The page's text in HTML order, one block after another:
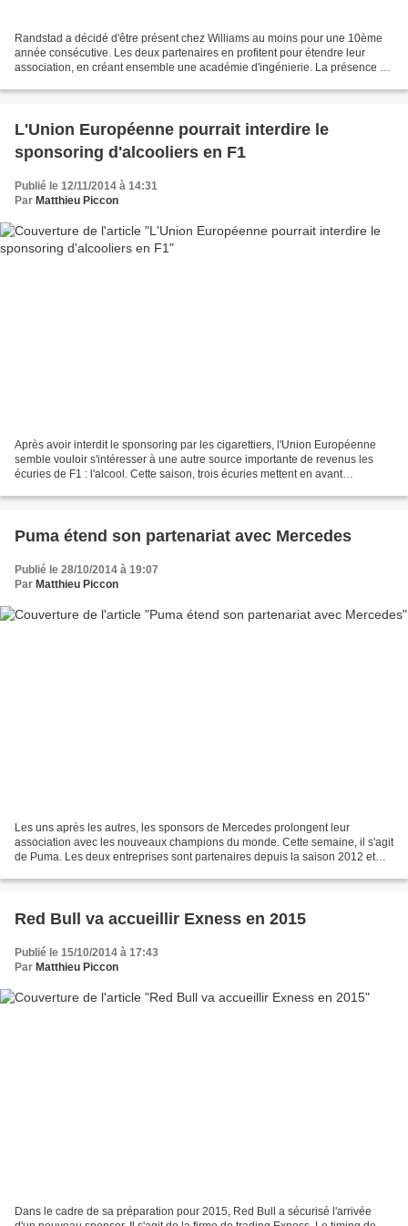
Randstad a décidé d'être présent chez Williams au moins pour une 10ème
année consécutive. Les deux partenaires en profitent pour étendre leur
association, en créant ensemble une académie d'ingénierie. La présence de
L'Union Européenne pourrait interdire le
sponsoring d'alcooliers en F1
Publié le 12/11/2014 à 14:31
Par Matthieu Piccon
Après avoir interdit le sponsoring par les cigarettiers, l'Union Européenne
semble vouloir s'intéresser à une autre source importante de revenus les
écuries de F1 : l'alcool. Cette saison, trois écuries mettent en avant
Puma étend son partenariat avec Mercedes
Publié le 28/10/2014 à 19:07
Par Matthieu Piccon
Les uns après les autres, les sponsors de Mercedes prolongent leur
association avec les nouveaux champions du monde. Cette semaine, il s'agit
de Puma. Les deux entreprises sont partenaires depuis la saison 2012 et
Red Bull va accueillir Exness en 2015
Publié le 15/10/2014 à 17:43
Par Matthieu Piccon
Dans le cadre de sa préparation pour 2015, Red Bull a sécurisé l'arrivée